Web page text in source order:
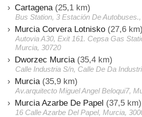
Cartagena (25,1 km)
Bus Station, 3 Estación De
Murcia Corvera Lotnisko (27,6 km)
Autovia A30, Exit 161. Cepsa Gas
Murcia, 30720
Dworzec Murcia (35,4 km)
Calle Industria S/n, Calle De Da
Murcia (35,9 km)
Av.arquitecto Miguel Angel Beloqui7,
Murcia Azarbe De Papel (37,5 km)
16 Calle Azarbe Del Papel, Murcia,